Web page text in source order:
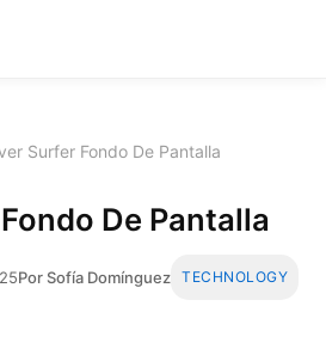
Surfer Fondo De Pantalla
De Pantalla
Por Sofía Domínguez TECHNOLOGY